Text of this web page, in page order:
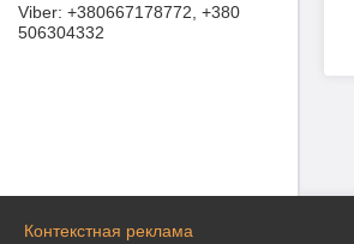
+380667178772, +380
506304332
Контекстная реклама